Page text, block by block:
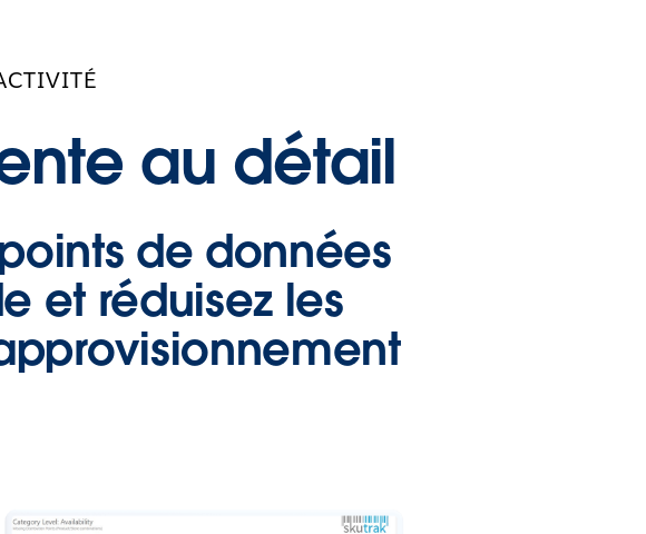
au détail
de données
et réduisez les